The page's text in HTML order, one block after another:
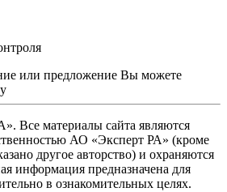
или предложение Вы можете
Все материалы сайта являются
АО «Эксперт РА» (кроме
другое авторство) и охраняются
информация предназначена для
в ознакомительных целях.